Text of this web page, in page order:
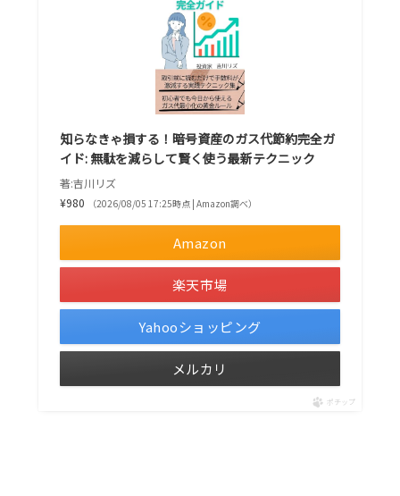
知らなきゃ損する！暗号資産のガス代節約完全ガ
イド: 無駄を減らして賢く使う最新テクニック
著:吉川リズ
¥980
（2026/08/05 17:25時点 | Amazon調べ）
Amazon
楽天市場
Yahooショッピング
メルカリ
ポチップ